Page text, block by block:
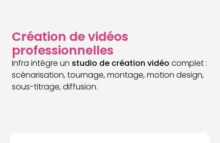
Création de vidéos
professionnelles
Infra intègre un studio de création vidéo complet :
scénarisation, tournage, montage, motion design,
sous-titrage, diffusion.